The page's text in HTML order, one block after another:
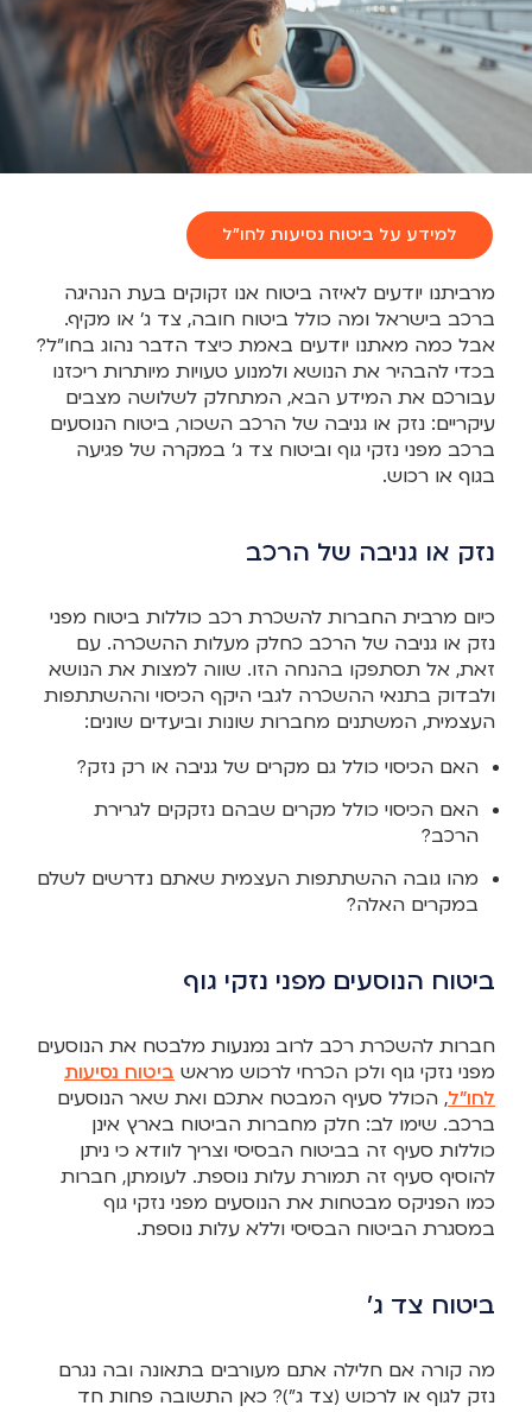
למידע על ביטוח נסיעות לחו"ל
מרביתנו יודעים לאיזה ביטוח אנו זקוקים בעת הנהיגה
ברכב בישראל ומה כולל ביטוח חובה, צד ג’ או מקיף.
אבל כמה מאתנו יודעים באמת כיצד הדבר נהוג בחו”ל?
בכדי להבהיר את הנושא ולמנוע טעויות מיותרות ריכזנו
עבורכם את המידע הבא, המתחלק לשלושה מצבים
עיקריים: נזק או גניבה של הרכב השכור, ביטוח הנוסעים
ברכב מפני נזקי גוף וביטוח צד ג’ במקרה של פגיעה
בגוף או רכוש.
נזק או גניבה של הרכב
כיום מרבית החברות להשכרת רכב כוללות ביטוח מפני
נזק או גניבה של הרכב כחלק מעלות ההשכרה. עם
זאת, אל תסתפקו בהנחה הזו. שווה למצות את הנושא
ולבדוק בתנאי ההשכרה לגבי היקף הכיסוי וההשתתפות
העצמית, המשתנים מחברות שונות וביעדים שונים:
האם הכיסוי כולל גם מקרים של גניבה או רק נזק?
האם הכיסוי כולל מקרים שבהם נזקקים לגרירת
הרכב?
מהו גובה ההשתתפות העצמית שאתם נדרשים לשלם
במקרים האלה?
ביטוח הנוסעים מפני נזקי גוף
חברות להשכרת רכב לרוב נמנעות מלבטח את הנוסעים
מפני נזקי גוף ולכן הכרחי לרכוש מראש ביטוח נסיעות
לחו”ל, הכולל סעיף המבטח אתכם ואת שאר הנוסעים
ברכב. שימו לב: חלק מחברות הביטוח בארץ אינן
כוללות סעיף זה בביטוח הבסיסי וצריך לוודא כי ניתן
להוסיף סעיף זה תמורת עלות נוספת. לעומתן, חברות
כמו הפניקס מבטחות את הנוסעים מפני נזקי גוף
במסגרת הביטוח הבסיסי וללא עלות נוספת.
ביטוח צד ג’
מה קורה אם חלילה אתם מעורבים בתאונה ובה נגרם
נזק לגוף או לרכוש (צד ג”)? כאן התשובה פחות חד